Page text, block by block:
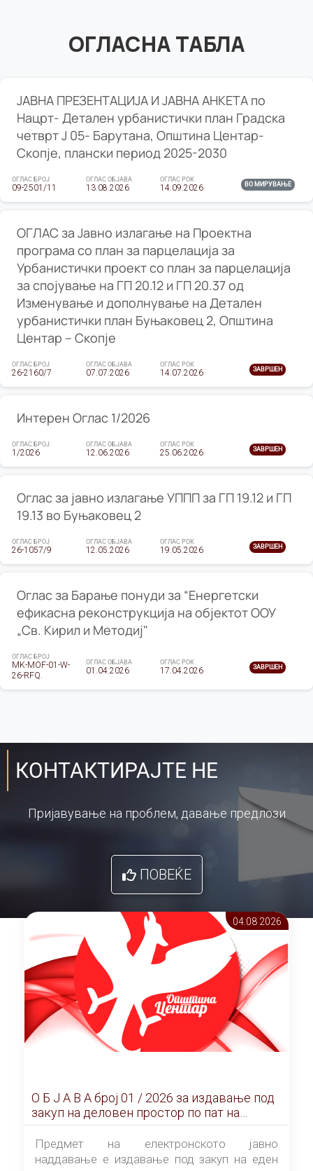
ОГЛАСНА ТАБЛА
ЈАВНА ПРЕЗЕНТАЦИЈА И ЈАВНА АНКЕТА по
Нацрт- Детален урбанистички план Градска
четврт Ј 05- Барутана, Општина Центар-
Скопје, плански период 2025-2030
ОГЛАС БРОЈ
09-2501/11
ОГЛАС ОБЈАВА
13.08.2026
ОГЛАС РОК
14.09.2026 ВО МИРУВАЊЕ
ОГЛАС за Јавно излагање на Проектна
програма со план за парцелација за
Урбанистички проект со план за парцелација
за спојување на ГП 20.12 и ГП 20.37 од
Изменување и дополнување на Детален
урбанистички план Буњаковец 2, Општина
Центар – Скопје
ОГЛАС БРОЈ
26-2160/7
ОГЛАС ОБЈАВА
07.07.2026
ОГЛАС РОК
14.07.2026 ЗАВРШЕН
Интерен Оглас 1/2026
ОГЛАС БРОЈ
1/2026
ОГЛАС ОБЈАВА
12.06.2026
ОГЛАС РОК
25.06.2026 ЗАВРШЕН
Оглас за јавно излагање УППП за ГП 19.12 и ГП
19.13 во Буњаковец 2
ОГЛАС БРОЈ
26-1057/9
ОГЛАС ОБЈАВА
12.05.2026
ОГЛАС РОК
19.05.2026 ЗАВРШЕН
Оглас за Барање понуди за “Енергетски
ефикасна реконструкција на објектот ООУ
„Св. Кирил и Методиј"
ОГЛАС БРОЈ
MK-MOF-01-W-
26-RFQ.
ОГЛАС ОБЈАВА
01.04.2026
ОГЛАС РОК
17.04.2026 ЗАВРШЕН
КОНТАКТИРАЈТЕ НЕ
Пријавување на проблем, давање предлози
ПОВЕЌЕ
04.08 2026
О Б Ј А В А брoj 01 / 2026 за издавање под
закуп на деловен простор по пат на
ЕЛЕКТРОНСКО ЈАВНО НАДДАВАЊЕ
Предмет на електронското јавно
наддавање е издавање под закуп на еден